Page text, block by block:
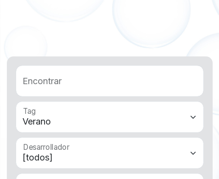
Encontrar
Tag
Desarrollador